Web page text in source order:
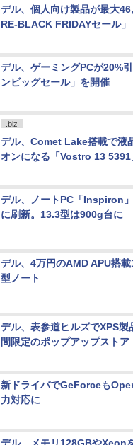
デル、個人向け製品が最大
RE-BLACK FRIDAYセール」
デル、ゲーミングPCが20%
ンビッグセール」を開催
.biz
デル、Comet Lake搭載で液
オンになる「Vostro 13 5391
デル、ノートPC「Inspiron
に刷新。13.3型は900g台に
デル、4万円のAMD APU搭
型ノート
デル、表参道ヒルズでXPS製
間限定のポップアップストア
新ドライバでGeForceも
力対応に